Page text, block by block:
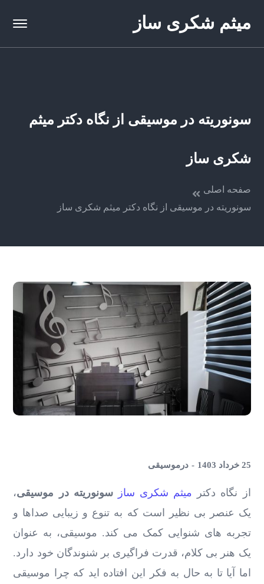
میثم شکری ساز
سونوریته در موسیقی از نگاه دکتر میثم
شکری ساز
صفحه اصلی
سونوریته در موسیقی از نگاه دکتر میثم شکری ساز
25 خرداد 1403 درموسیقی
از نگاه دکتر میثم شکری ساز سونوریته در موسیقی،
یک عنصر بی ‌نظیر است که به تنوع و زیبایی صداها و
تجربه‌ های شنوایی کمک می کند. موسیقی، به‌ عنوان
یک هنر بی ‌کلام، قدرت فراگیری بر شنوندگان خود دارد.
اما آیا تا به حال به فکر این افتاده ‌اید که چرا موسیقی